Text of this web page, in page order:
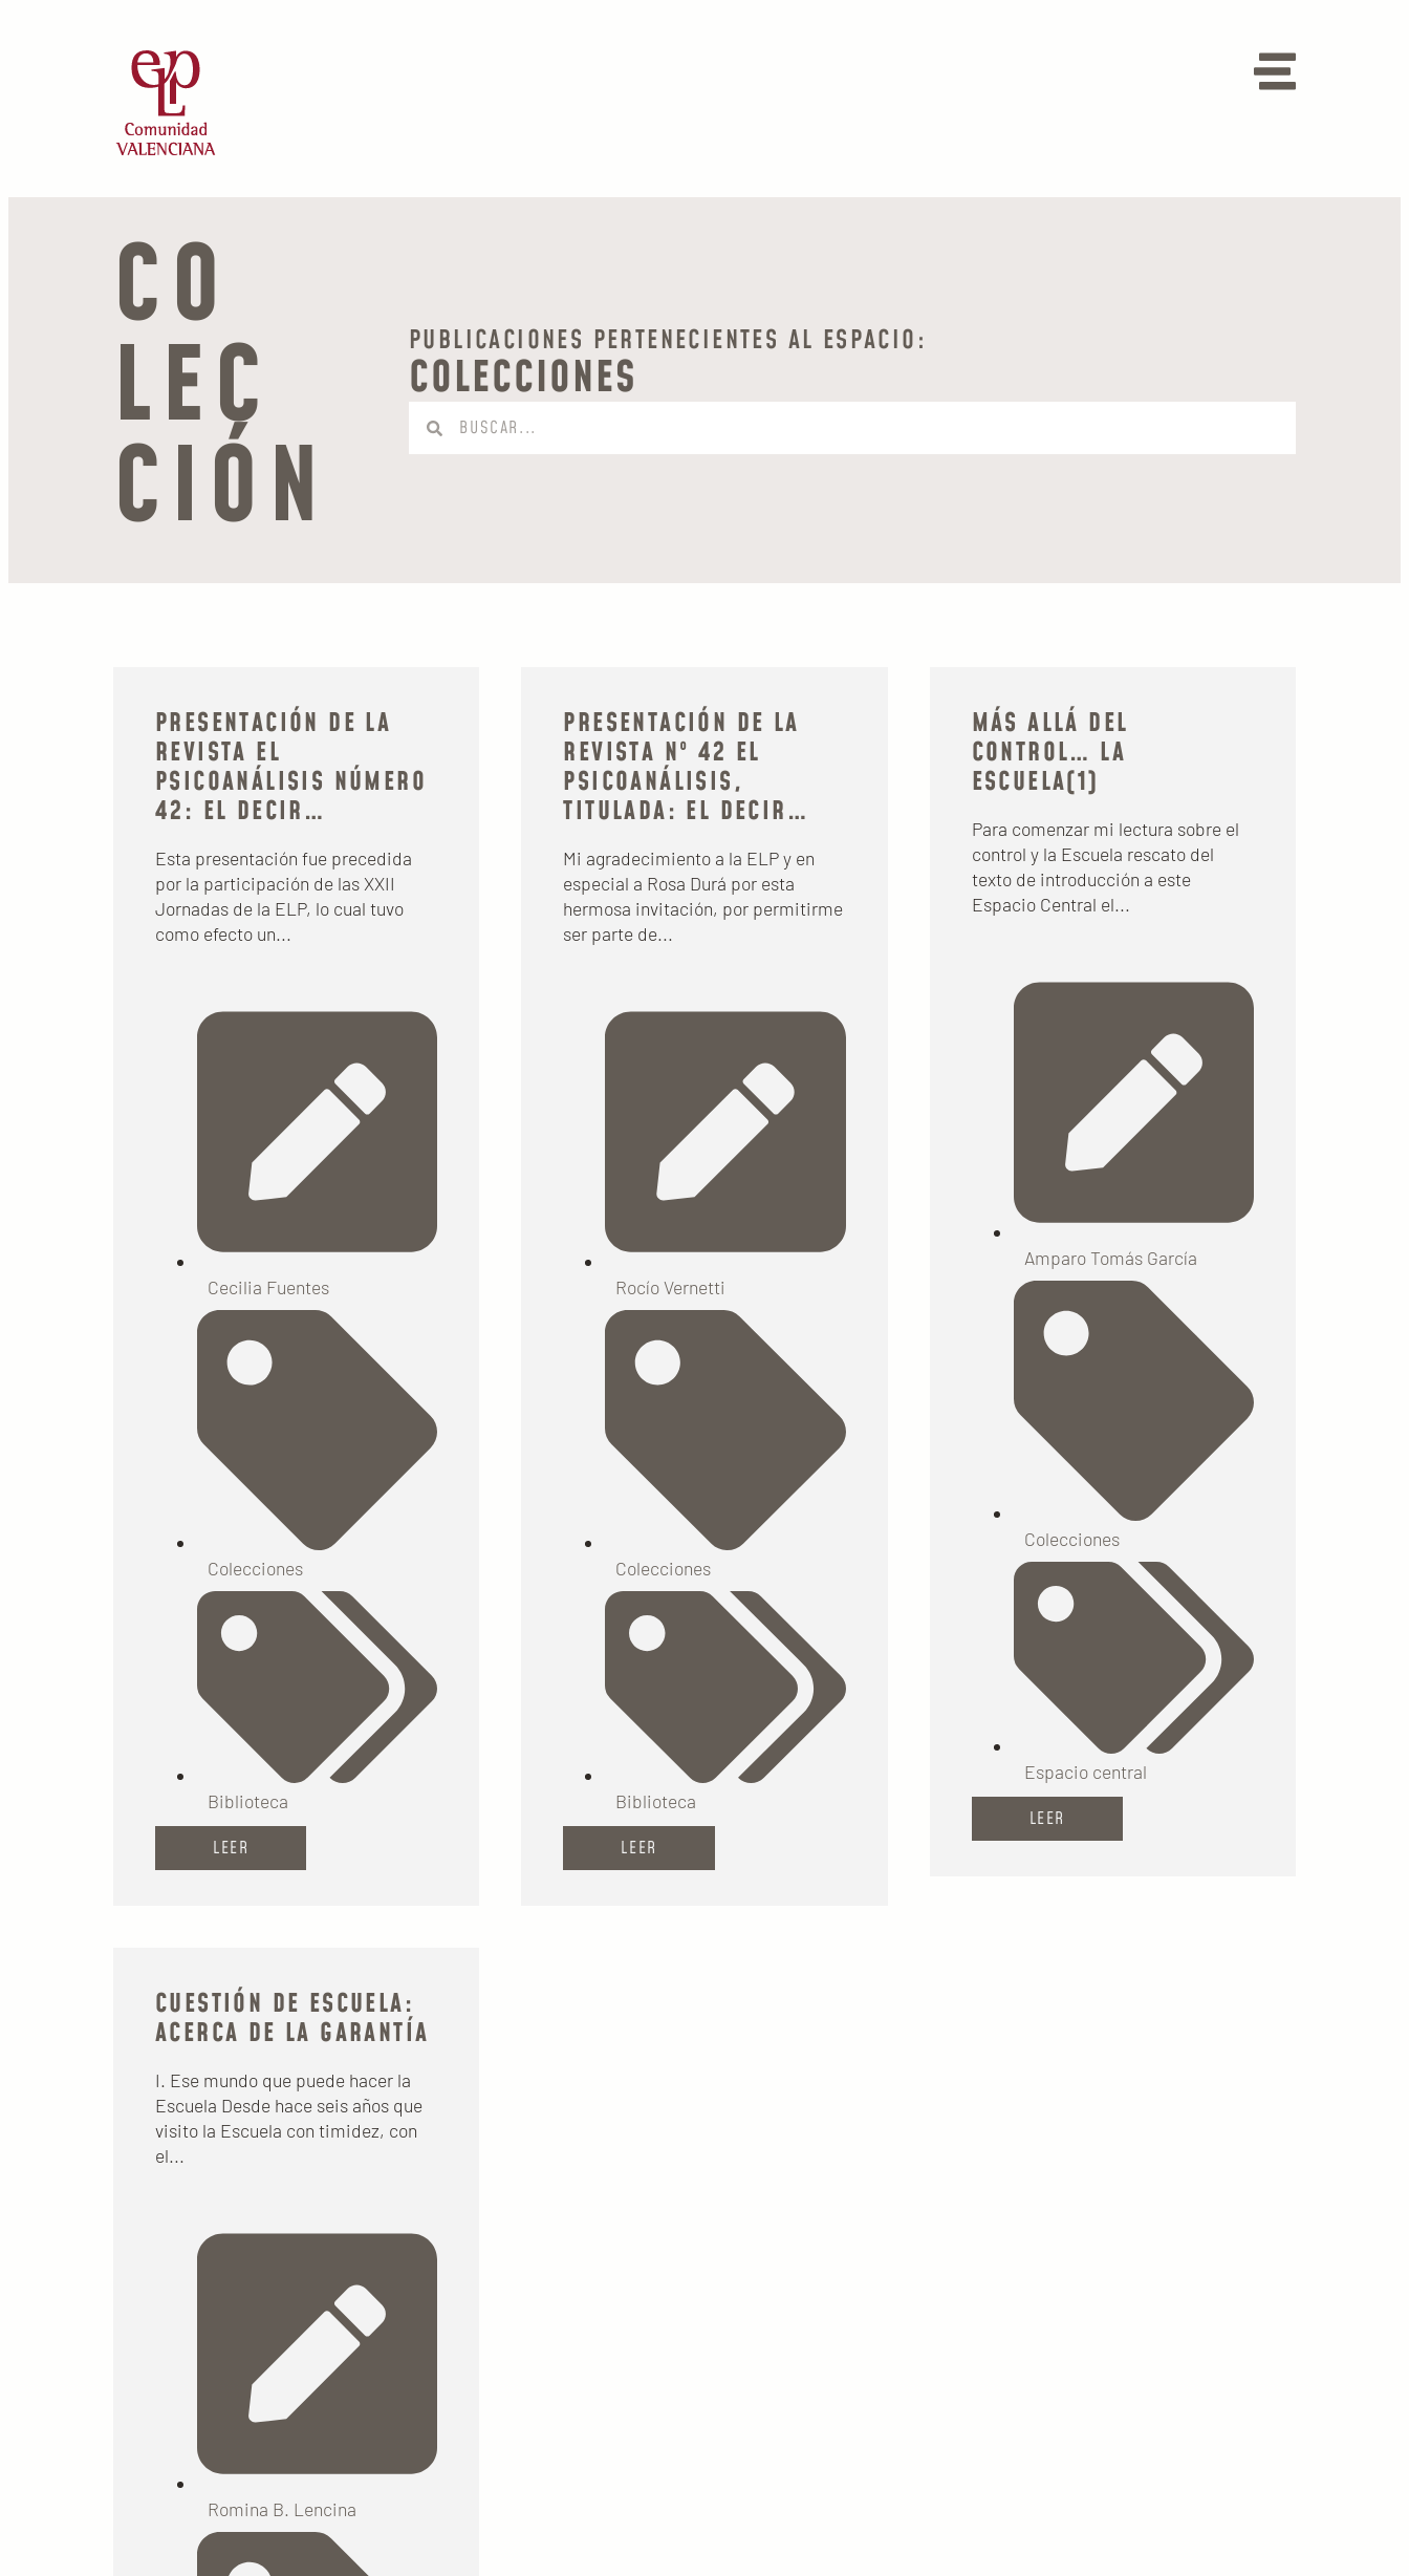
CO
LEC
CIÓN
PUBLICACIONES PERTENECIENTES AL ESPACIO:
COLECCIONES
PRESENTACIÓN DE LA
REVISTA EL
PSICOANÁLISIS NÚMERO
42: EL DECIR…
Esta presentación fue precedida
por la participación de las XXII
Jornadas de la ELP, lo cual tuvo
como efecto un...
Cecilia Fuentes
Colecciones
Biblioteca
LEER
PRESENTACIÓN DE LA
REVISTA Nº 42 EL
PSICOANÁLISIS,
TITULADA: EL DECIR…
Mi agradecimiento a la ELP y en
especial a Rosa Durá por esta
hermosa invitación, por permitirme
ser parte de...
Rocío Vernetti
Colecciones
Biblioteca
LEER
MÁS ALLÁ DEL
CONTROL… LA
ESCUELA(1)
Para comenzar mi lectura sobre el
control y la Escuela rescato del
texto de introducción a este
Espacio Central el...
Amparo Tomás García
Colecciones
Espacio central
LEER
CUESTIÓN DE ESCUELA:
ACERCA DE LA GARANTÍA
I. Ese mundo que puede hacer la
Escuela Desde hace seis años que
visito la Escuela con timidez, con
el...
Romina B. Lencina